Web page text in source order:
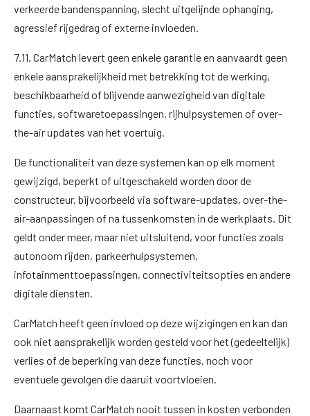
verkeerde bandenspanning, slecht uitgelijnde ophanging,
agressief rijgedrag of externe invloeden.
7.11. CarMatch levert geen enkele garantie en aanvaardt geen
enkele aansprakelijkheid met betrekking tot de werking,
beschikbaarheid of blijvende aanwezigheid van digitale
functies, softwaretoepassingen, rijhulpsystemen of over-
the-air updates van het voertuig.
De functionaliteit van deze systemen kan op elk moment
gewijzigd, beperkt of uitgeschakeld worden door de
constructeur, bijvoorbeeld via software-updates, over-the-
air-aanpassingen of na tussenkomsten in de werkplaats. Dit
geldt onder meer, maar niet uitsluitend, voor functies zoals
autonoom rijden, parkeerhulpsystemen,
infotainmenttoepassingen, connectiviteitsopties en andere
digitale diensten.
CarMatch heeft geen invloed op deze wijzigingen en kan dan
ook niet aansprakelijk worden gesteld voor het (gedeeltelijk)
verlies of de beperking van deze functies, noch voor
eventuele gevolgen die daaruit voortvloeien.
Daarnaast komt CarMatch nooit tussen in kosten verbonden